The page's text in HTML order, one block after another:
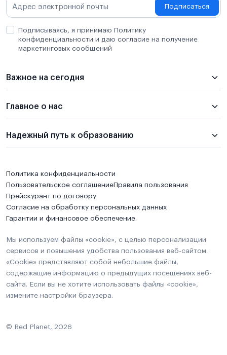
Подписаться
Подписываясь, я принимаю Политику
конфиденциальности и даю согласие на получение
маркетинговых сообщений
Важное на сегодня
Главное о нас
Надежный путь к образованию
Политика конфиденциальности
Пользовательское соглашениеПравила пользования
Прейскурант по договору
Согласие на обработку персональных данных
Гарантии и финансовое обеспечение
Мы используем файлы «cookie», с целью персонализации
сервисов и повышения удобства пользования веб-сайтом.
«Cookie» представляют собой небольшие файлы,
содержащие информацию о предыдущих посещениях веб-
сайта. Если вы не хотите использовать файлы «cookie»,
измените настройки браузера.
© Red Planet, 2026